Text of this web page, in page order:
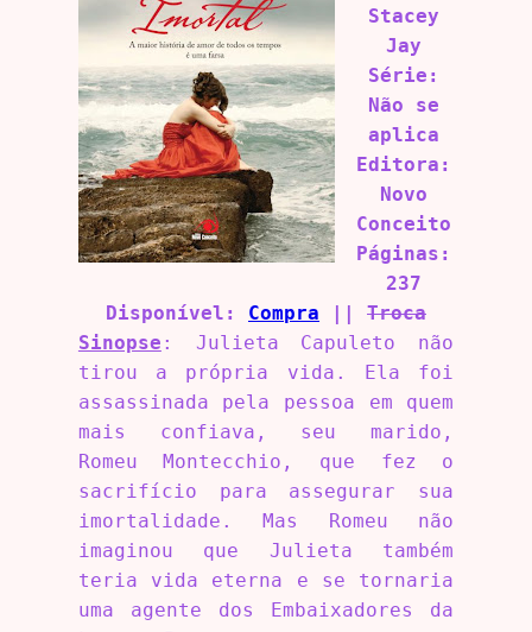
Stacey
Jay
Série:
Não se
aplica
Editora:
Novo
Conceito
Páginas:
237
Disponível: Compra
Troca
Sinopse : Julieta Capuleto não
tirou a própria vida. Ela foi
assassinada pela pessoa em quem
mais confiava, seu marido,
Romeu Montecchio, que fez o
sacrifício para assegurar sua
imortalidade. Mas Romeu não
imaginou que Julieta também
teria vida eterna e se tornaria
uma agente dos Embaixadores da